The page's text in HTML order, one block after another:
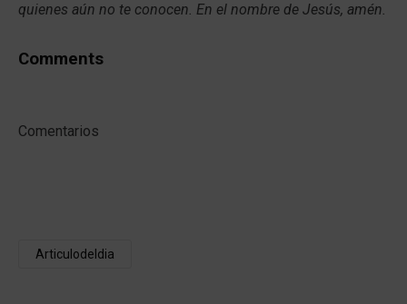
quienes aún no te conocen. En el nombre de Jesús, amén.
Comments
Comentarios
Articulodeldia